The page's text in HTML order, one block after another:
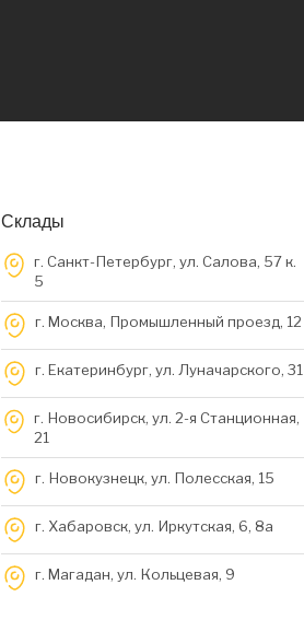
Склады
г. Санкт-Петербург, ул. Салова, 57 к.
5
г. Москва, Промышленный проезд, 12
г. Екатеринбург, ул. Луначарского, 31
г. Новосибирск, ул. 2-я Станционная,
21
г. Новокузнецк, ул. Полесская, 15
г. Хабаровск, ул. Иркутская, 6, 8a
г. Магадан, ул. Кольцевая, 9